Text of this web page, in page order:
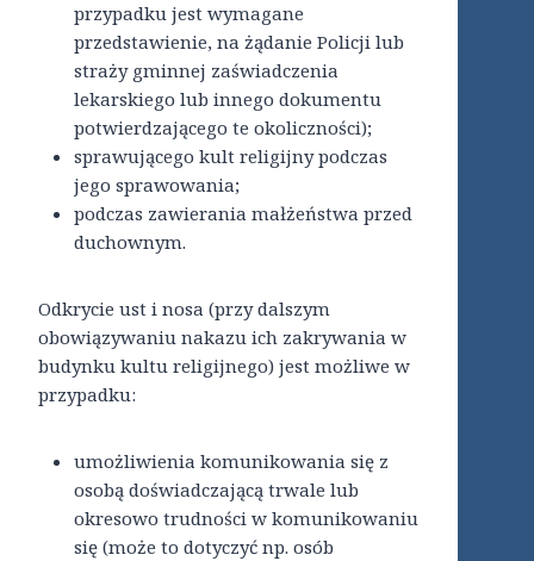
przypadku jest wymagane
przedstawienie, na żądanie Policji lub
straży gminnej zaświadczenia
lekarskiego lub innego dokumentu
potwierdzającego te okoliczności);
sprawującego kult religijny podczas
jego sprawowania;
podczas zawierania małżeństwa przed
duchownym.
Odkrycie ust i nosa (przy dalszym
obowiązywaniu nakazu ich zakrywania w
budynku kultu religijnego) jest możliwe w
przypadku:
umożliwienia komunikowania się z
osobą doświadczającą trwale lub
okresowo trudności w komunikowaniu
się (może to dotyczyć np. osób